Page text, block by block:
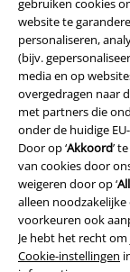
gebruiken cookies
website te
personaliseren,
(bijv.
media en op
overgedragen naar
met partners die
onder de huidige
Door op ‘Akkoord’
van cookies door
weigeren door op ‘
alleen
voorkeuren ook
Je hebt het recht
Cookie-instellingen
Legal
Algemene
Bedrijfsgegevens
Privacyverklaring
Verklaring van
Informatie over
Cookie-instellingen